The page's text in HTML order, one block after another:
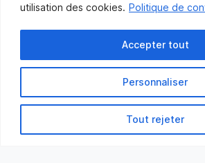
utilisation des cookies. Politique de
Personnaliser
Tout rejeter
Accepter tout
Abonnez-vous pour recevoir
de la Municipalité par courriel.